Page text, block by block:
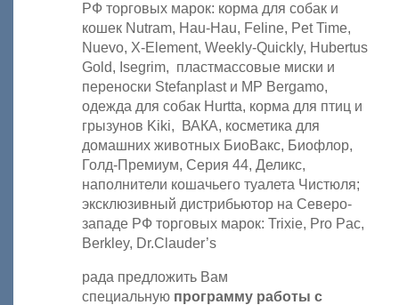
РФ торговых марок: корма для собак и
кошек Nutram, Hau-Hau, Feline, Pet Time,
Nuevo, X-Element, Weekly-Quickly, Hubertus
Gold, Isegrim, пластмассовые миски и
переноски Stefanplast и MP Bergamo,
одежда для собак Hurtta, корма для птиц и
грызунов Kiki, ВАКА, косметика для
домашних животных БиоВакс, Биофлор,
Голд-Премиум, Серия 44, Деликс,
наполнители кошачьего туалета Чистюля;
эксклюзивный дистрибьютор на Северо-
западе РФ торговых марок: Trixie, Pro Pac,
Berkley, Dr.Clauder’s
рада предложить Вам
специальную программу работы с